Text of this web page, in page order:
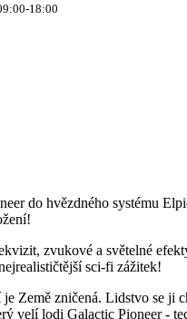
18:00
do hvězdného systému
zvukové a světelné
sci-fi zážitek!
Země zničená. Lidstvo se ji
velí lodi Galactic Pioneer -